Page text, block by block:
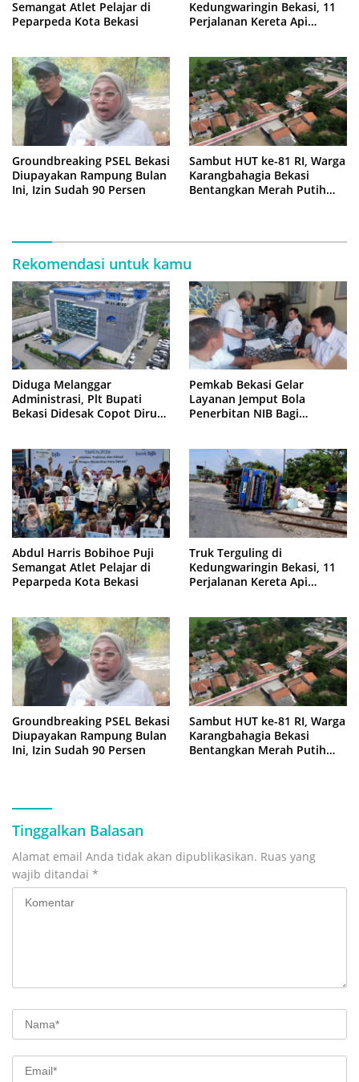
Semangat Atlet Pelajar di
Peparpeda Kota Bekasi
Kedungwaringin Bekasi, 11
Perjalanan Kereta Api
Groundbreaking PSEL Bekasi
Diupayakan Rampung Bulan
Ini, Izin Sudah 90 Persen
Sambut HUT ke-81 RI, Warga
Karangbahagia Bekasi
Bentangkan Merah Putih
Rekomendasi untuk kamu
Diduga Melanggar
Administrasi, Plt Bupati
Bekasi Didesak Copot Dirum
Pemkab Bekasi Gelar
Layanan Jemput Bola
Penerbitan NIB Bagi
Abdul Harris Bobihoe Puji
Semangat Atlet Pelajar di
Peparpeda Kota Bekasi
Truk Terguling di
Kedungwaringin Bekasi, 11
Perjalanan Kereta Api
Groundbreaking PSEL Bekasi
Diupayakan Rampung Bulan
Ini, Izin Sudah 90 Persen
Sambut HUT ke-81 RI, Warga
Karangbahagia Bekasi
Bentangkan Merah Putih
Tinggalkan Balasan
Alamat email Anda tidak akan dipublikasikan. Ruas yang
wajib ditandai *